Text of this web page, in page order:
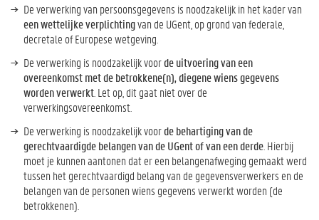
De verwerking van persoonsgegevens is noodzakelijk in het kader van
een wettelijke verplichtingvan de UGent, op grond van federale,
decretale of Europese wetgeving.
De verwerking is noodzakelijk voorde uitvoering van een
overeenkomst met de betrokkene(n), diegene wiens gegevens
worden verwerkt . Let op, dit gaat niet over de
verwerkingsovereenkomst.
De verwerking is noodzakelijk voorde behartiging van de
gerechtvaardigde belangen van de UGent of van een derde . Hierbij
moet je kunnen aantonen dat er een belangenafweging gemaakt werd
tussen het gerechtvaardigd belang van de gegevensverwerkers en de
belangen van de personen wiens gegevens verwerkt worden (de
betrokkenen).